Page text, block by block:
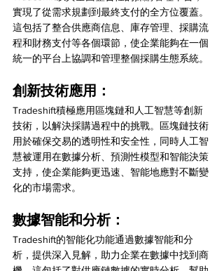
實現了從需求規劃到最終支付的全方位覆蓋。
這包括了整合供應商信息、庫存管理、採購流
程和財務支付等各個環節，使企業能夠在一個
統一的平台上協調和管理整個採購生態系統。
創新技術應用：
Tradeshift積極應用區塊鏈和人工智慧等創新
技術，以解決採購過程中的挑戰。區塊鏈技術
用於確保交易的透明性和安全性，同時人工智
慧被運用在數據分析、預測性模型和智能決策
支持，使企業能夠更迅速、智能地應對不斷變
化的市場需求。
數據智能和分析：
Tradeshift的智能化功能通過數據智能和分
析，提供深入見解，助力企業在數據中找到商